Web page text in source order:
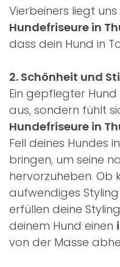
Vierbeiners liegt
Hundefriseure in
dass dein Hund in
2. Schönheit und
Ein gepflegter
aus, sondern fühlt
Hundefriseure in
Fell deines Hundes
bringen, um seine
hervorzuheben. Ob
aufwendiges
erfüllen deine
deinem Hund einen
von der Masse